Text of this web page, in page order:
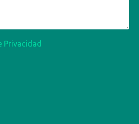
Privacidad